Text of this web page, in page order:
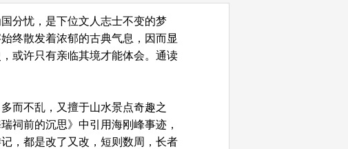
分忧，是下位文人志士不变的梦
终散发着浓郁的古典气息，因而显
或许只有亲临其境才能体会。通读
而不乱，又擅于山水景点奇趣之
祠前的沉思》中引用海刚峰事迹，
，都是改了又改，短则数周，长者